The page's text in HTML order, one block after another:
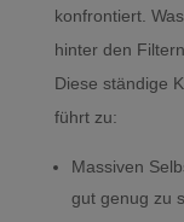
konfrontiert.
hinter den
Diese ständige
führt zu:
Massiven
gut genug zu